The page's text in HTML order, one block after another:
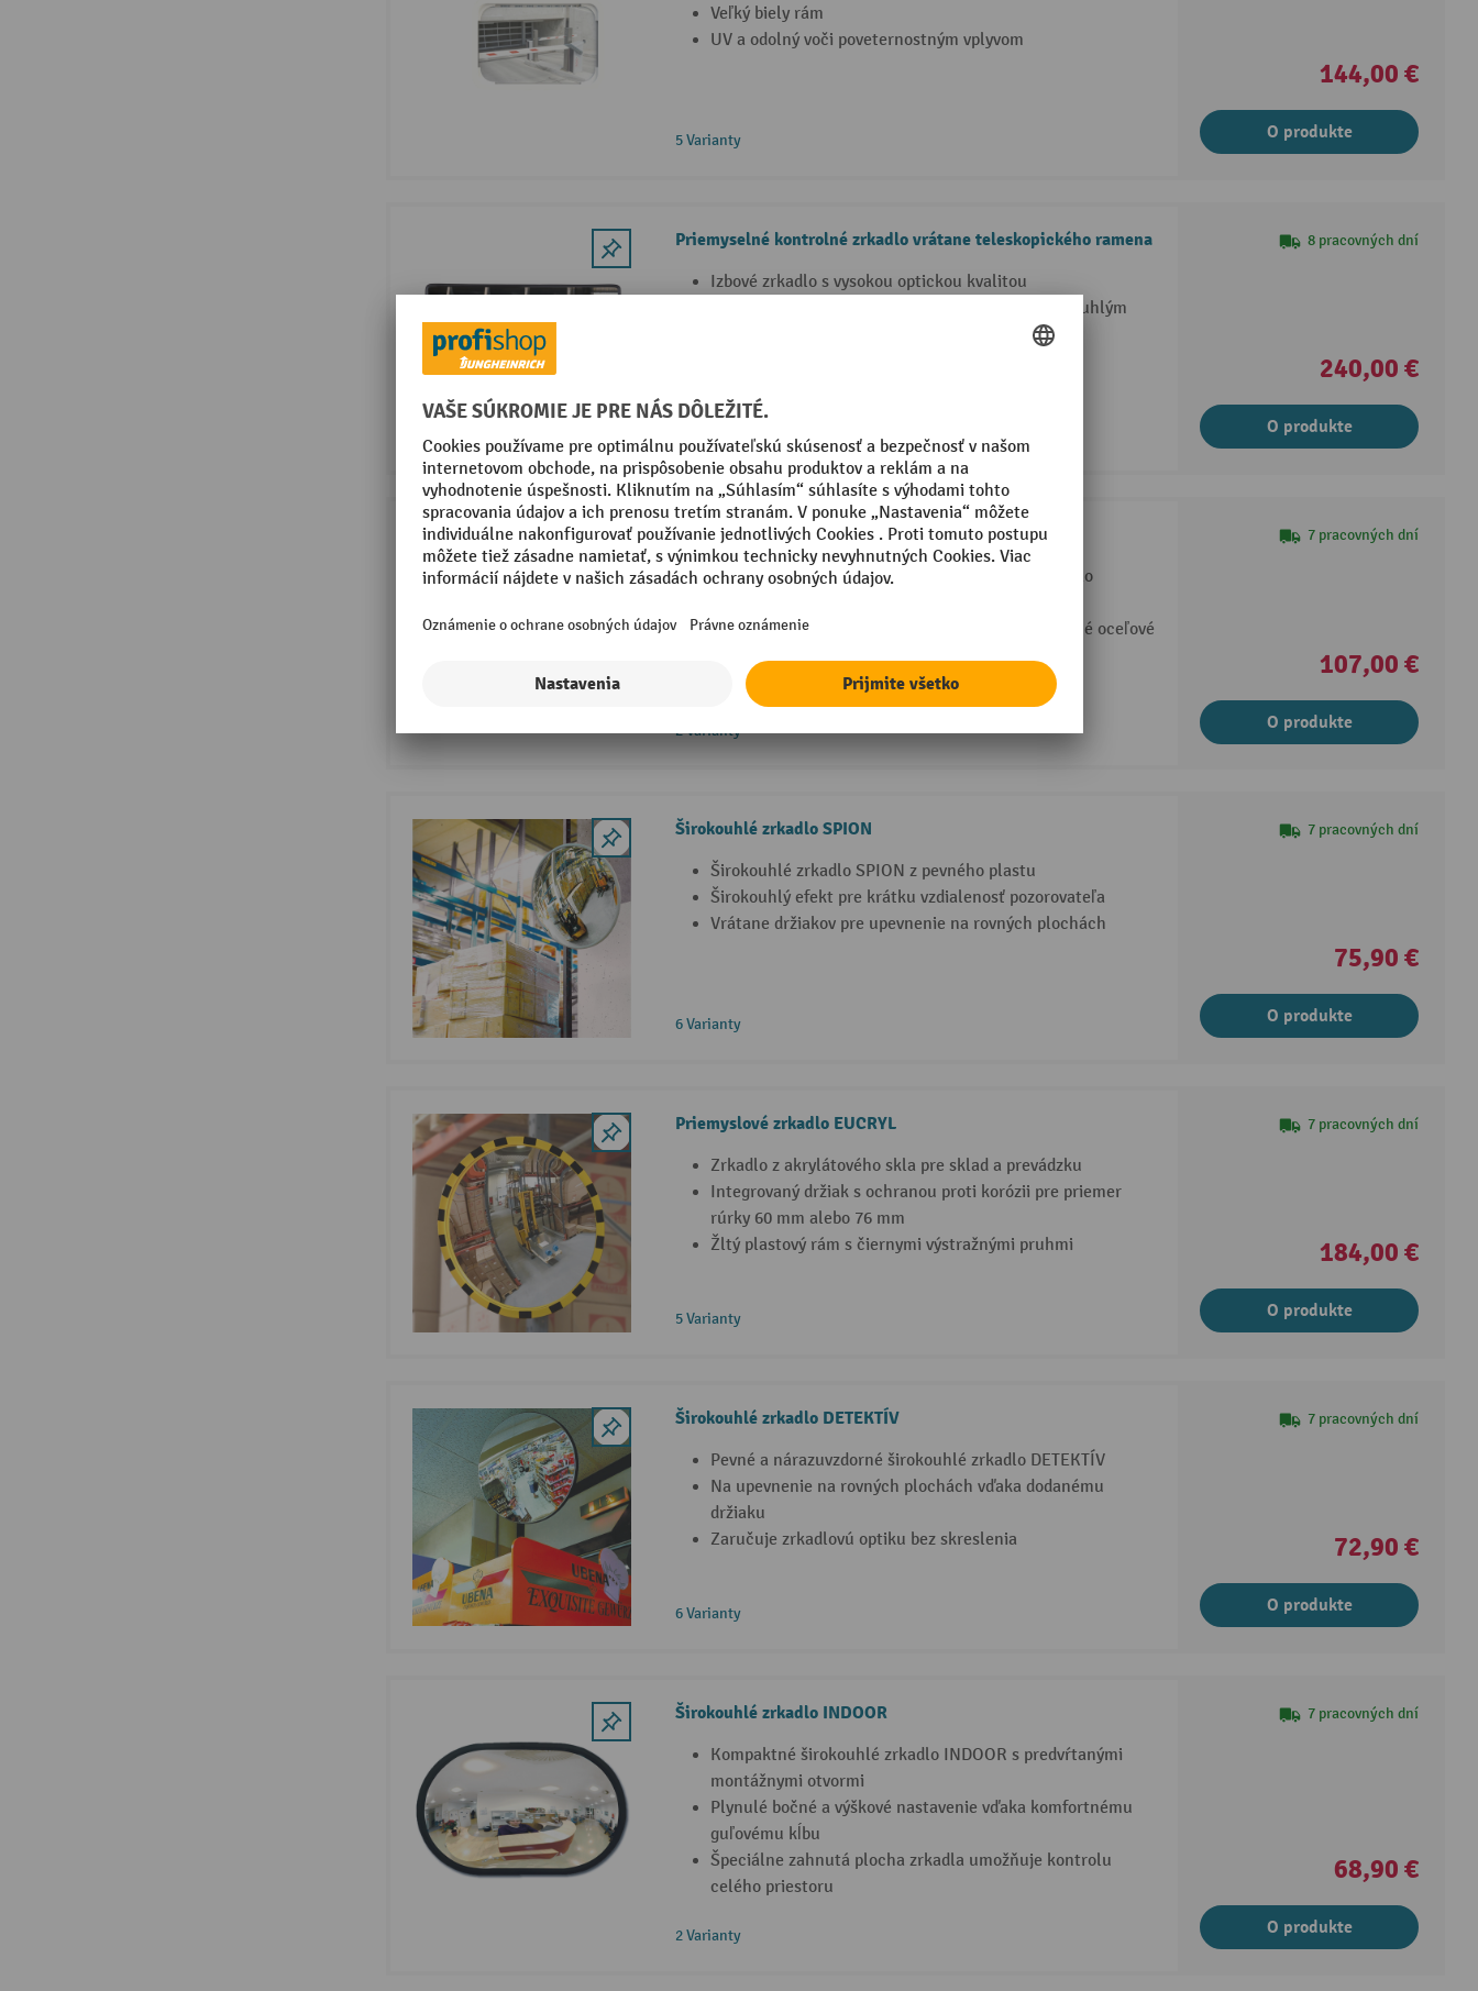
Veľký biely rám
UV a odolný voči poveternostným vplyvom
5 Varianty
144,00 €
O produkte
Priemyselné kontrolné zrkadlo vrátane teleskopického ramena
Izbové zrkadlo s vysokou optickou kvalitou
Rovnomerne zakrivený zrkadlový povrch so širokouhlým
3 Varianty
8 pracovných dní
240,00 €
O produkte
Detektívne širokouhlé zrkadlo, magnetický držiak
Nárazuvzdorné a nárazuvzdorné širokouhlé zrkadlo
so silným magnetickým držiakom pre rovné, ploché oceľové
Zaručená zrkadlová optika bez skreslenia Vhodné
2 Varianty
7 pracovných dní
107,00 €
O produkte
Širokouhlé zrkadlo SPION
Širokouhlé zrkadlo SPION z pevného plastu
Širokouhlý efekt pre krátku vzdialenosť pozorovateľa
Vrátane držiakov pre upevnenie na rovných plochách
6 Varianty
7 pracovných dní
75,90 €
O produkte
Priemyslové zrkadlo EUCRYL
Zrkadlo z akrylátového skla pre sklad a prevádzku
Integrovaný držiak s ochranou proti korózii pre priemer
rúrky 60 mm alebo 76 mm
Žltý plastový rám s čiernymi výstražnými pruhmi
5 Varianty
7 pracovných dní
184,00 €
O produkte
Širokouhlé zrkadlo DETEKTÍV
Pevné a nárazuvzdorné širokouhlé zrkadlo DETEKTÍV
Na upevnenie na rovných plochách vďaka dodanému
držiaku
Zaručuje zrkadlovú optiku bez skreslenia
6 Varianty
7 pracovných dní
72,90 €
O produkte
Širokouhlé zrkadlo INDOOR
Kompaktné širokouhlé zrkadlo INDOOR s predvŕtanými
montážnymi otvormi
Plynulé bočné a výškové nastavenie vďaka komfortnému
guľovému kĺbu
Špeciálne zahnutá plocha zrkadla umožňuje kontrolu
celého priestoru
2 Varianty
7 pracovných dní
68,90 €
O produkte